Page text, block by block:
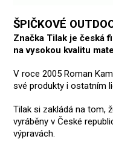
ŠPIČKOVÉ
Značka Tilak je česká
na vysokou kvalitu
V roce 2005 Roman
své produkty i ostatním
Tilak si zakládá na tom,
vyráběny v České
výpravách.